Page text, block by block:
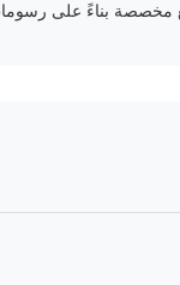
مخصصة بناءً على رسومات